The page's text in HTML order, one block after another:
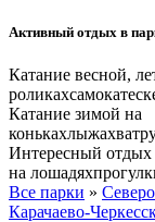
Активный отдых в
Катание весной,
роликахсамокате
Катание зимой на
конькахлыжах
Интересный отдых
на лошадях
Все парки »
Карачаево-